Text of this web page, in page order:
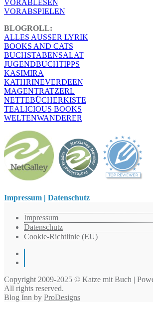
VORABLESEN
VORABSPIELEN
BLOGROLL:
ALLES AUSSER LYRIK
BOOKS AND CATS
BUCHSTABENSALAT
JUGENDBUCHTIPPS
KASIMIRA
KATHRINEVERDEEN
MAGENTRATZERL
NETTEBÜCHERKISTE
TEALICIOUS BOOKS
WELTENWANDERER
Impressum | Datenschutz
Impressum
Datenschutz
Cookie-Richtlinie (EU)
Copyright 2009-2025 © Katze mit Buch |
All rights reserved.
Blog Inn by ProDesigns